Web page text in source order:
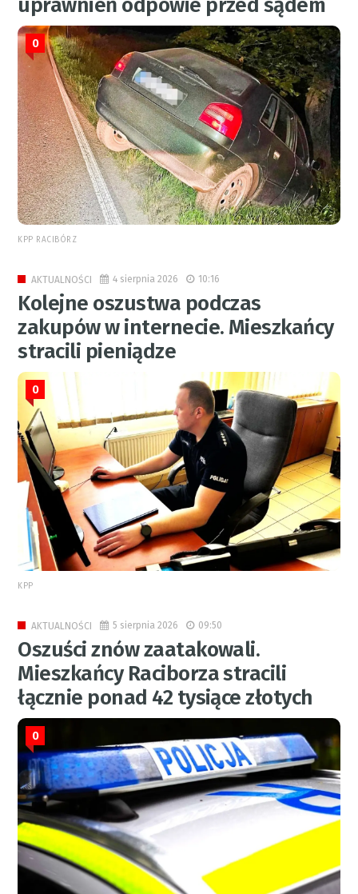
uprawnień odpowie przed sądem
0
KPP RACIBÓRZ
AKTUALNOŚCI 4 sierpnia 2026 10:16
Kolejne oszustwa podczas
zakupów w internecie. Mieszkańcy
stracili pieniądze
0
KPP
AKTUALNOŚCI 5 sierpnia 2026 09:50
Oszuści znów zaatakowali.
Mieszkańcy Raciborza stracili
łącznie ponad 42 tysiące złotych
0